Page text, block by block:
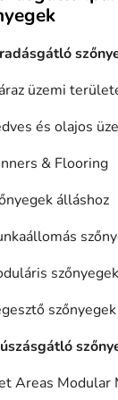
üzemi
és olajos
& Flooring
álláshoz
szőnyegek
szőnyegek
Areas Modular